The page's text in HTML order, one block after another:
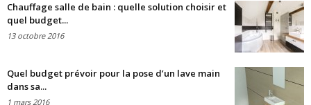
Chauffage salle de bain : quelle solution choisir et
quel budget...
13 octobre 2016
Quel budget prévoir pour la pose d’un lave main
dans sa...
1 mars 2016